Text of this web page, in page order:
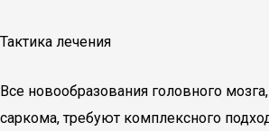
Тактика лечения
Все новообразования головного
саркома, требуют комплексного